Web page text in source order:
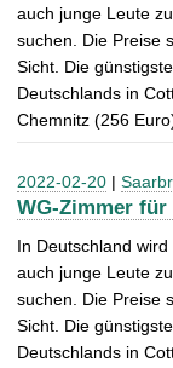
auch junge Leute
suchen. Die Preise
Sicht. Die
Deutschlands in
Chemnitz (256
2022-02-20 |
WG-Zimmer
In Deutschland
auch junge Leute
suchen. Die Preise
Sicht. Die
Deutschlands in